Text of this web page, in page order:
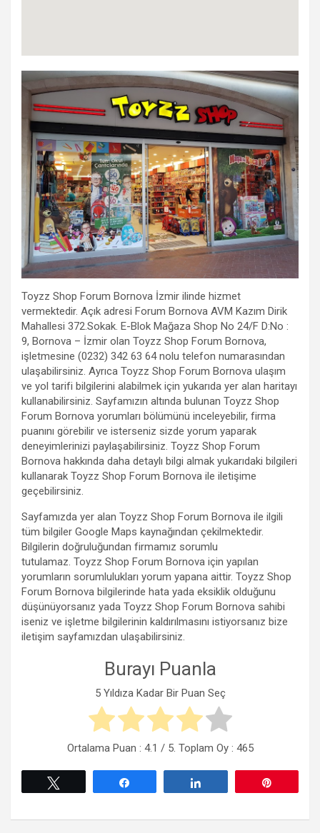
Toyzz Shop Forum Bornova İzmir ilinde hizmet
vermektedir. Açık adresi Forum Bornova AVM Kazım Dirik
Mahallesi 372.Sokak. E-Blok Mağaza Shop No 24/F D:No :
9, Bornova – İzmir olan Toyzz Shop Forum Bornova,
işletmesine (0232) 342 63 64 nolu telefon numarasından
ulaşabilirsiniz. Ayrıca Toyzz Shop Forum Bornova ulaşım
ve yol tarifi bilgilerini alabilmek için yukarıda yer alan haritayı
kullanabilirsiniz. Sayfamızın altında bulunan Toyzz Shop
Forum Bornova yorumları bölümünü inceleyebilir, firma
puanını görebilir ve isterseniz sizde yorum yaparak
deneyimlerinizi paylaşabilirsiniz. Toyzz Shop Forum
Bornova hakkında daha detaylı bilgi almak yukarıdaki bilgileri
kullanarak Toyzz Shop Forum Bornova ile iletişime
geçebilirsiniz.
Sayfamızda yer alan Toyzz Shop Forum Bornova ile ilgili
tüm bilgiler Google Maps kaynağından çekilmektedir.
Bilgilerin doğruluğundan firmamız sorumlu
tutulamaz. Toyzz Shop Forum Bornova için yapılan
yorumların sorumlulukları yorum yapana aittir. Toyzz Shop
Forum Bornova bilgilerinde hata yada eksiklik olduğunu
düşünüyorsanız yada Toyzz Shop Forum Bornova sahibi
iseniz ve işletme bilgilerinin kaldırılmasını istiyorsanız bize
iletişim sayfamızdan ulaşabilirsiniz.
Burayı Puanla
5 Yıldıza Kadar Bir Puan Seç
Ortalama Puan : 4.1 / 5. Toplam Oy : 465